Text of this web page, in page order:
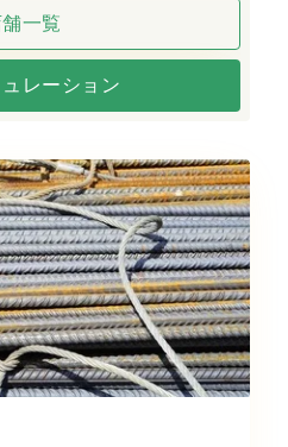
舗一覧
レーション